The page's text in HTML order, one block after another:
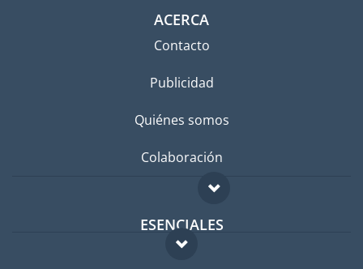
ACERCA
Contacto
Publicidad
Quiénes somos
Colaboración
ESENCIALES
Foro para expatriados